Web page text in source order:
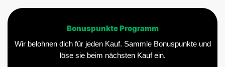
Bonuspunkte Programm
Wir belohnen dich für jeden Kauf. Sammle Bonuspunkte und
löse sie beim nächsten Kauf ein.